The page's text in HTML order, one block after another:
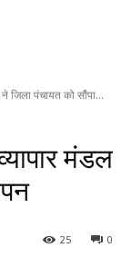
जिला पंचायत को सौंपा...
मंडल
0
25